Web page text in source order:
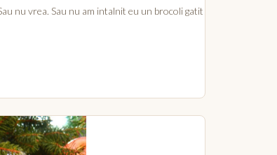
nu vrea. Sau nu am intalnit eu un brocoli gatit